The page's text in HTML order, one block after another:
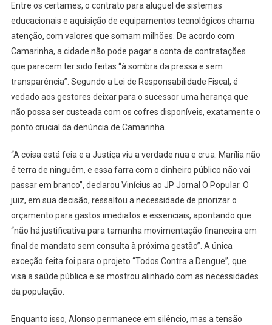
Entre os certames, o contrato para aluguel de sistemas
educacionais e aquisição de equipamentos tecnológicos chama
atenção, com valores que somam milhões. De acordo com
Camarinha, a cidade não pode pagar a conta de contratações
que parecem ter sido feitas “à sombra da pressa e sem
transparência”. Segundo a Lei de Responsabilidade Fiscal, é
vedado aos gestores deixar para o sucessor uma herança que
não possa ser custeada com os cofres disponíveis, exatamente o
ponto crucial da denúncia de Camarinha.
“A coisa está feia e a Justiça viu a verdade nua e crua. Marília não
é terra de ninguém, e essa farra com o dinheiro público não vai
passar em branco”, declarou Vinícius ao JP Jornal O Popular. O
juiz, em sua decisão, ressaltou a necessidade de priorizar o
orçamento para gastos imediatos e essenciais, apontando que
“não há justificativa para tamanha movimentação financeira em
final de mandato sem consulta à próxima gestão”. A única
exceção feita foi para o projeto “Todos Contra a Dengue”, que
visa a saúde pública e se mostrou alinhado com as necessidades
da população.
Enquanto isso, Alonso permanece em silêncio, mas a tensão